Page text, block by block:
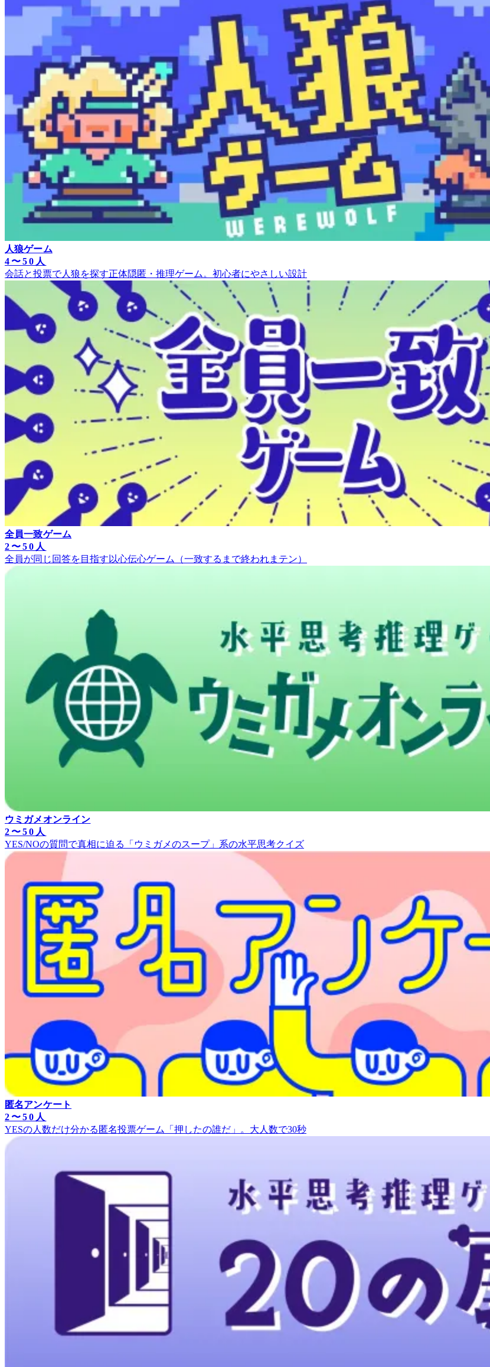
人狼ゲーム
4〜50人
会話と投票で人狼を探す正体隠匿・推理ゲーム。初心者にやさしい設計
全員一致ゲーム
2〜50人
全員が同じ回答を目指す以心伝心ゲーム（一致するまで終われまテン）
ウミガメオンライン
2〜50人
YES/NOの質問で真相に迫る「ウミガメのスープ」系の水平思考クイズ
匿名アンケート
2〜50人
YESの人数だけ分かる匿名投票ゲーム「押したの誰だ」。大人数で30秒